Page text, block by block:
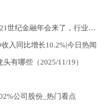
每日焦点!倒计时3天！第二十届21世纪金融年会来了，行业共话金融未来
入同比增长10.2%|今日热闻
有哪些（2025/11/19）
公司股份_热门看点